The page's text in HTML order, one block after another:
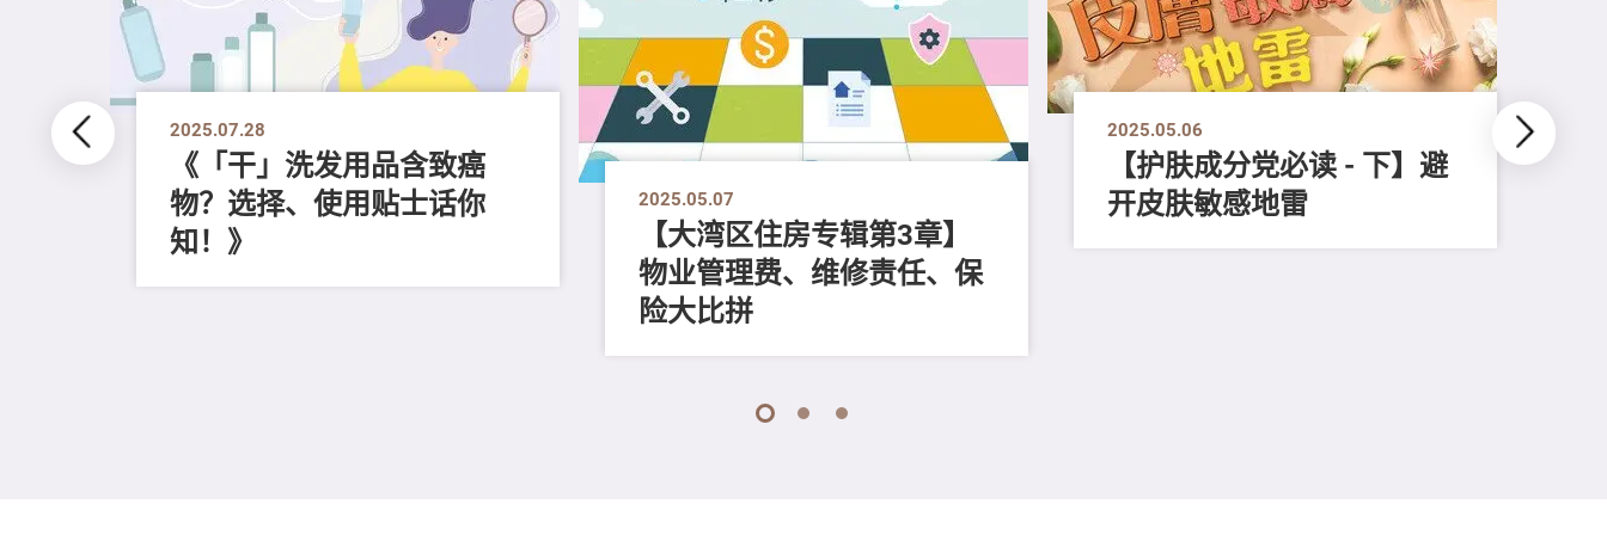
2025.07.28
《「干」洗发用品含致癌
物？选择、使用贴士话你
知！》
2025.05.07
【大湾区住房专辑第3章】
物业管理费、维修责任、保
险大比拼
2025.05.06
【护肤成分党必读 - 下】避
开皮肤敏感地雷
1 2 3